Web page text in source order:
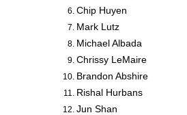
Chip Huyen
Mark Lutz
Michael Albada
Chrissy LeMaire
Brandon Abshire
Rishal Hurbans
Jun Shan